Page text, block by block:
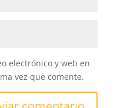
electrónico y web en
vez que comente.